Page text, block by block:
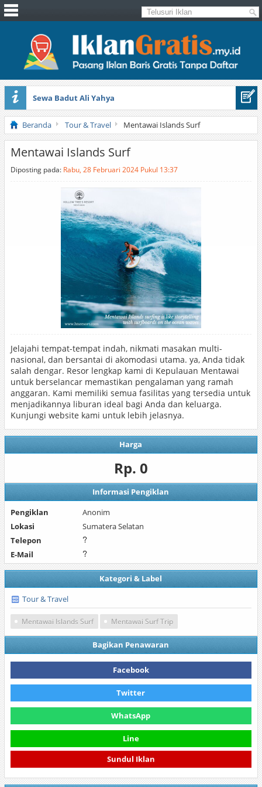
Sewa Badut Ali Yahya
Honda Brio 1.3 E AT CBU 2012 Putih
Beranda Tour & Travel Mentawai Islands Surf
Mentawai Islands Surf
Diposting pada: Rabu, 28 Februari 2024 Pukul 13:37
Jelajahi tempat-tempat indah, nikmati masakan multi-
nasional, dan bersantai di akomodasi utama. ya, Anda tidak
salah dengar. Resor lengkap kami di Kepulauan Mentawai
untuk berselancar memastikan pengalaman yang ramah
anggaran. Kami memiliki semua fasilitas yang tersedia untuk
menjadikannya liburan ideal bagi Anda dan keluarga.
Kunjungi website kami untuk lebih jelasnya.
Harga
Rp. 0
Informasi Pengiklan
Pengiklan
Anonim
Lokasi
Sumatera Selatan
Telepon
E-Mail
Kategori & Label
Tour & Travel
Mentawai Islands Surf Mentawai Surf Trip
Bagikan Penawaran
Facebook
Twitter
WhatsApp
Line
Sundul Iklan